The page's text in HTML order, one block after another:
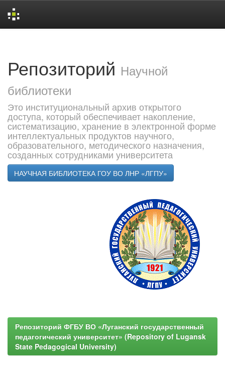
Репозиторий Научной
библиотеки
Это институциональный архив открытого
доступа, который обеспечивает накопление,
систематизацию, хранение в электронной форме
интеллектуальных продуктов научного,
образовательного, методического назначения,
созданных сотрудниками университета
НАУЧНАЯ БИБЛИОТЕКА ГОУ ВО ЛНР «ЛГПУ»
Репозиторий ФГБУ ВО «Луганский государственный
педагогический университет» (Repository of Lugansk
State Pedagogical University)